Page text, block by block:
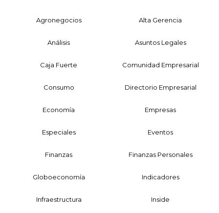
Agronegocios Alta Gerencia
Análisis Asuntos Legales
Caja Fuerte Comunidad Empresarial
Consumo Directorio Empresarial
Economía Empresas
Especiales Eventos
Finanzas Finanzas Personales
Globoeconomía Indicadores
Infraestructura Inside